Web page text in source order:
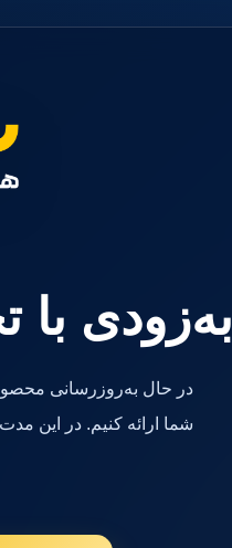
به‌زودی با
در حال به‌روزرسانی
شما ارائه کنیم. در این